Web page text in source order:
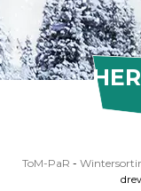
ToM-PaR -